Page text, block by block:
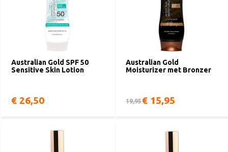
Australian Gold SPF 50
Sensitive Skin Lotion
€ 26,50
Australian Gold
Moisturizer met Bronzer
19,95€ 15,95